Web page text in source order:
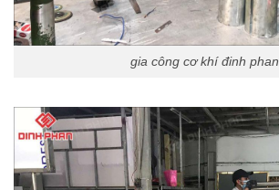
gia công cơ khí đinh phan